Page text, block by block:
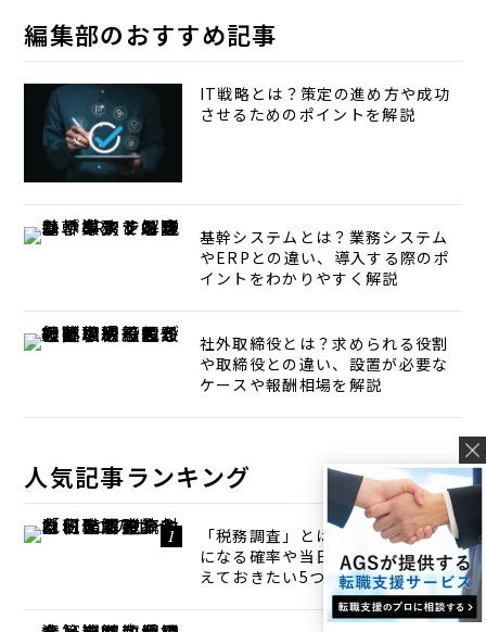
編集部のおすすめ記事
IT戦略とは？策定の進め方や成功
させるためのポイントを解説
基幹システムとは？業務システム
やERPとの違い、導入する際のポ
イントをわかりやすく解説
社外取締役とは？求められる役割
や取締役との違い、設置が必要な
ケースや報酬相場を解説
人気記事ランキング
「税務調査」とは何をする？対象
になる確率や当日までの流れ、備
えておきたい5つのポイントを解説